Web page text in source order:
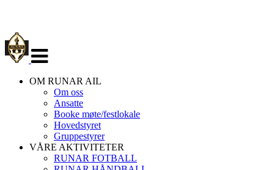
navigasjon
OM RUNAR AIL
Om oss
Ansatte
Booke møte/festlokale
Hovedstyret
Gruppestyrer
VÅRE AKTIVITETER
RUNAR FOTBALL